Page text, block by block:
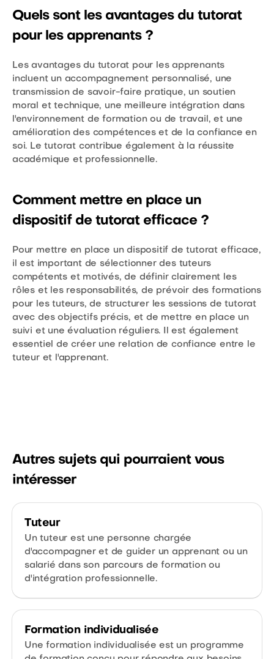
Quels sont les avantages du tutorat
pour les apprenants ?
Les avantages du tutorat pour les apprenants
incluent un accompagnement personnalisé, une
transmission de savoir-faire pratique, un soutien
moral et technique, une meilleure intégration dans
l'environnement de formation ou de travail, et une
amélioration des compétences et de la confiance en
soi. Le tutorat contribue également à la réussite
académique et professionnelle.
Comment mettre en place un
dispositif de tutorat efficace ?
Pour mettre en place un dispositif de tutorat efficace,
il est important de sélectionner des tuteurs
compétents et motivés, de définir clairement les
rôles et les responsabilités, de prévoir des formations
pour les tuteurs, de structurer les sessions de tutorat
avec des objectifs précis, et de mettre en place un
suivi et une évaluation réguliers. Il est également
essentiel de créer une relation de confiance entre le
tuteur et l'apprenant.
Autres sujets qui pourraient vous
intéresser
Tuteur
Un tuteur est une personne chargée
d'accompagner et de guider un apprenant ou un
salarié dans son parcours de formation ou
d'intégration professionnelle.
Formation individualisée
Une formation individualisée est un programme